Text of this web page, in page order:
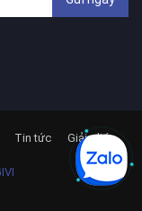
Tin tức Giải pháp